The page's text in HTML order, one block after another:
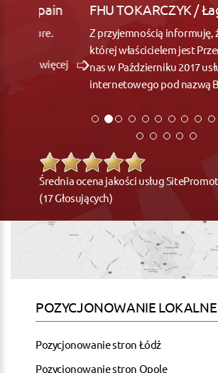
FHU TOKARCZYK / Łagiewniki
Z przyjemnością informuję, że firma
której właścicielem jest Przemysław
nas w Październiku 2017 usługę
internetowego pod nazwą
Średnia ocena jakości usług
(17 Głosujących)
POZYCJONOWANIE LOKALNE
Pozycjonowanie stron Łódź
Pozycjonowanie stron Opole